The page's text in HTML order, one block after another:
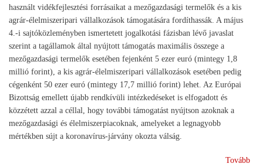
használt vidékfejlesztési forrásaikat a mezőgazdasági termelők és a kis
agrár-élelmiszeripari vállalkozások támogatására fordíthassák. A május
4.-i sajtóközleményben ismertetett jogalkotási fázisban lévő javaslat
szerint a tagállamok által nyújtott támogatás maximális összege a
mezőgazdasági termelők esetében fejenként 5 ezer euró (mintegy 1,8
millió forint), a kis agrár-élelmiszeripari vállalkozások esetében pedig
cégenként 50 ezer euró (mintegy 17,7 millió forint) lehet. Az Európai
Bizottság emellett újabb rendkívüli intézkedéseket is elfogadott és
közzétett azzal a céllal, hogy további támogatást nyújtson azoknak a
mezőgazdasági és élelmiszerpiacoknak, amelyeket a legnagyobb
mértékben sújt a koronavírus-járvány okozta válság.
Tovább